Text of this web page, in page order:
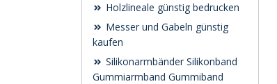
Holzlineale günstig bedrucken
Messer und Gabeln günstig
kaufen
Silikonarmbänder Silikonband
Gummiarmband Gummiband